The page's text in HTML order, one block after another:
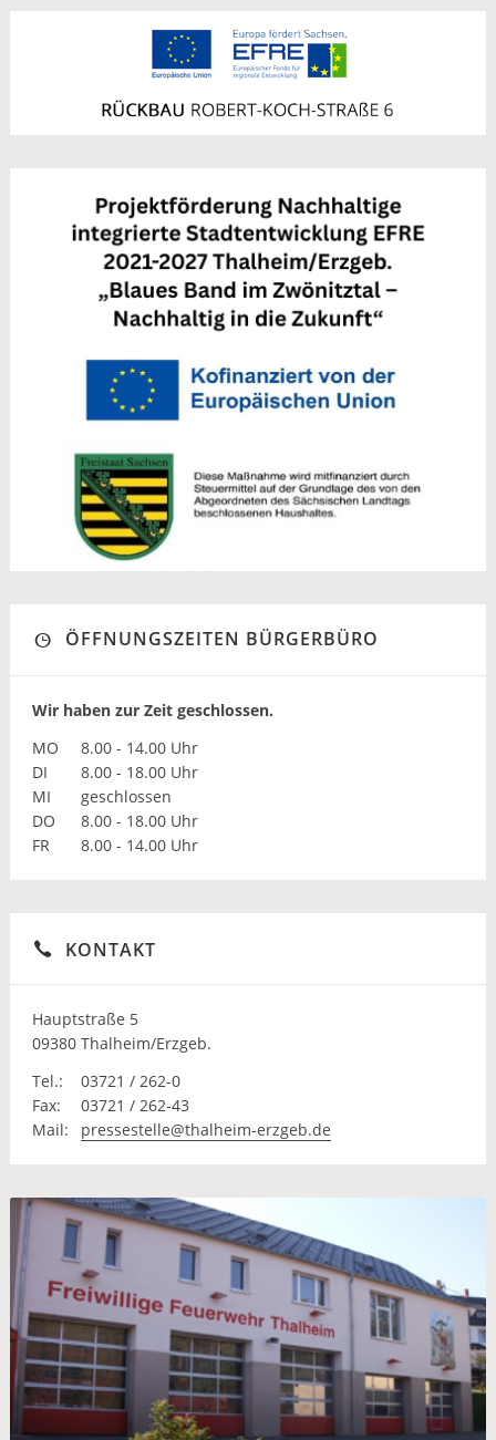
ÖFFNUNGSZEITEN BÜRGERBÜRO
Wir haben zur Zeit geschlossen.
MO
8.00 - 14.00 Uhr
DI
8.00 - 18.00 Uhr
MI
geschlossen
DO
8.00 - 18.00 Uhr
FR
8.00 - 14.00 Uhr
KONTAKT
Hauptstraße 5
09380 Thalheim/Erzgeb.
Tel.:
03721 / 262-0
Fax:
03721 / 262-43
Mail:
pressestelle@thalheim-erzgeb.de